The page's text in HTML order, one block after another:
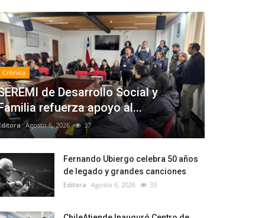
Crónica
de Desarrollo Social y
refuerza apoyo al...
Agosto 6, 2026 37
Fernando Ubiergo celebra 50 años
de legado y grandes canciones
Editora Agosto 6, 2026 33